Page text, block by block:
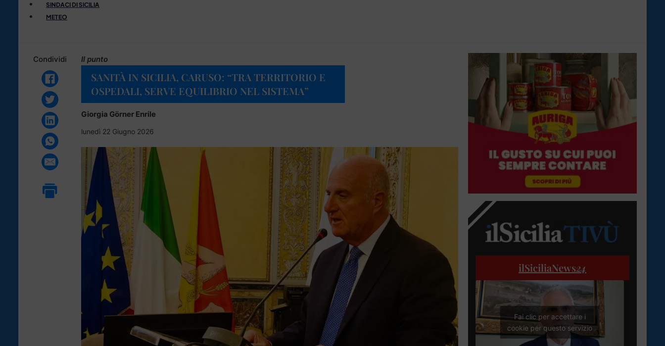
SINDACI DI SICILIA
METEO
Condividi Il punto
SANITÀ IN SICILIA, CARUSO: “TRA TERRITORIO E
OSPEDALI, SERVE EQUILIBRIO NEL SISTEMA”
Giorgia Görner Enrile
lunedì 22 Giugno 2026
ilSiciliaNews24
Fai clic per accettare i
cookie per questo servizio